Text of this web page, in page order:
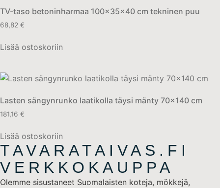
TV-taso betoninharmaa 100x35x40 cm tekninen puu
68,82 €
Lisää ostoskoriin
Lasten sängynrunko laatikolla täysi mänty 70×140 cm
181,16 €
Lisää ostoskoriin
TAVARATAIVAS.FI
VERKKOKAUPPA
Olemme sisustaneet Suomalaisten koteja, mökkejä,